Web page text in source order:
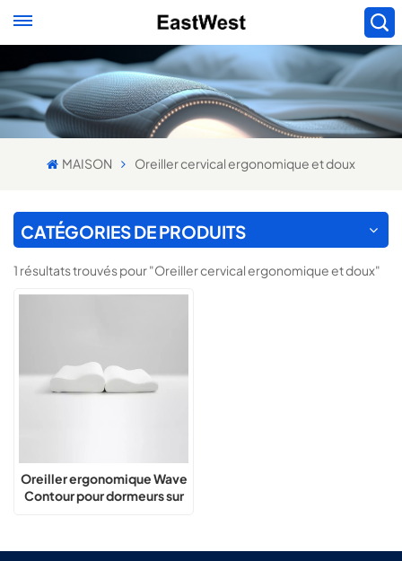
MAISON Oreiller cervical ergonomique et doux
CATÉGORIES DE PRODUITS
1 résultats trouvés pour "Oreiller cervical ergonomique et doux"
Oreiller ergonomique Wave
Contour pour dormeurs sur